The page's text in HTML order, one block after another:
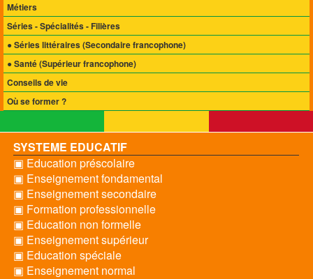
Métiers
Séries - Spécialités - Filières
● Séries littéraires(Secondaire francophone)
● Santé(Supérieur francophone)
Conseils de vie
Où se former ?
SYSTEME EDUCATIF
▣ Education préscolaire
▣ Enseignement fondamental
▣ Enseignement secondaire
▣ Formation professionnelle
▣ Education non formelle
▣ Enseignement supérieur
▣ Education spéciale
▣ Enseignement normal